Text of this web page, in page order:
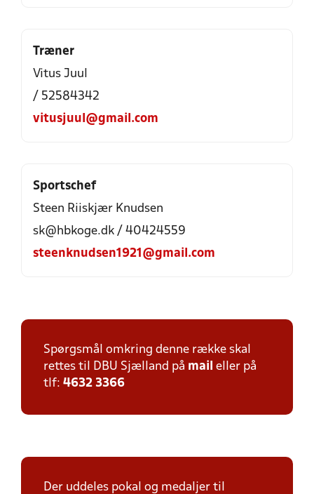
Træner
Vitus Juul
/ 52584342
vitusjuul@gmail.com
Sportschef
Steen Riiskjær Knudsen
sk@hbkoge.dk / 40424559
steenknudsen1921@gmail.com
Spørgsmål omkring denne række skal
rettes til DBU Sjælland på mail eller på
tlf: 4632 3366
Der uddeles pokal og medaljer til